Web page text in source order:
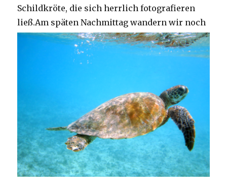
Schildkröte, die sich herrlich fotografieren
ließ.Am späten Nachmittag wandern wir noch